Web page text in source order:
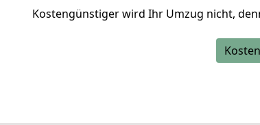
Kostengünstiger wird Ihr Umzug nicht,